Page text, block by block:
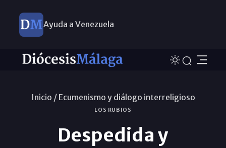
Ayuda a Venezuela
Inicio / Ecumenismo y diálogo interreligioso
LOS RUBIOS
Despedida y